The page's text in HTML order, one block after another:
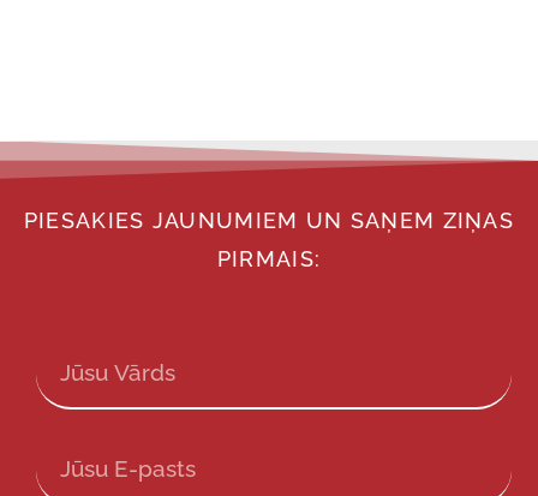
PIESAKIES JAUNUMIEM UN SAŅEM ZIŅAS
PIRMAIS: